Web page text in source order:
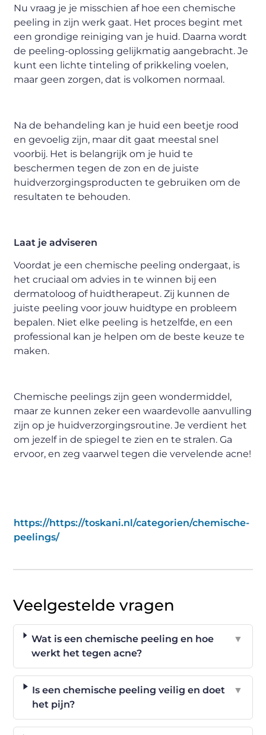
Nu vraag je je misschien af hoe een chemische
peeling in zijn werk gaat. Het proces begint met
een grondige reiniging van je huid. Daarna wordt
de peeling-oplossing gelijkmatig aangebracht. Je
kunt een lichte tinteling of prikkeling voelen,
maar geen zorgen, dat is volkomen normaal.
Na de behandeling kan je huid een beetje rood
en gevoelig zijn, maar dit gaat meestal snel
voorbij. Het is belangrijk om je huid te
beschermen tegen de zon en de juiste
huidverzorgingsproducten te gebruiken om de
resultaten te behouden.
Laat je adviseren
Voordat je een chemische peeling ondergaat, is
het cruciaal om advies in te winnen bij een
dermatoloog of huidtherapeut. Zij kunnen de
juiste peeling voor jouw huidtype en probleem
bepalen. Niet elke peeling is hetzelfde, en een
professional kan je helpen om de beste keuze te
maken.
Chemische peelings zijn geen wondermiddel,
maar ze kunnen zeker een waardevolle aanvulling
zijn op je huidverzorgingsroutine. Je verdient het
om jezelf in de spiegel te zien en te stralen. Ga
ervoor, en zeg vaarwel tegen die vervelende acne!
https://https://toskani.nl/categorien/chemische-
peelings/
Veelgestelde vragen
Wat is een chemische peeling en hoe
werkt het tegen acne?
▼
Is een chemische peeling veilig en doet
het pijn?
▼